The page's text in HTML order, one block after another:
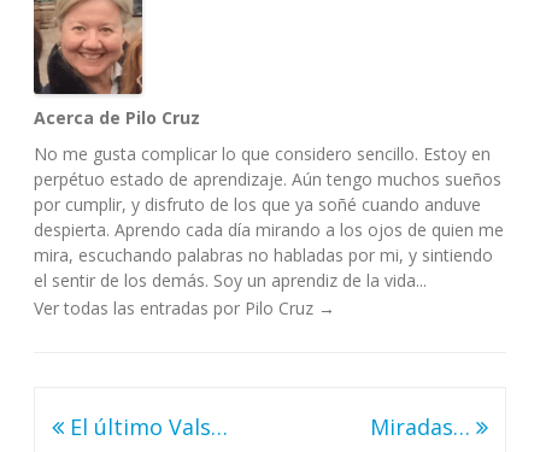
Acerca de Pilo Cruz
No me gusta complicar lo que considero sencillo. Estoy en
perpétuo estado de aprendizaje. Aún tengo muchos sueños
por cumplir, y disfruto de los que ya soñé cuando anduve
despierta. Aprendo cada día mirando a los ojos de quien me
mira, escuchando palabras no habladas por mi, y sintiendo
el sentir de los demás. Soy un aprendiz de la vida...
Ver todas las entradas por Pilo Cruz →
Navegación
El último Vals… Miradas…